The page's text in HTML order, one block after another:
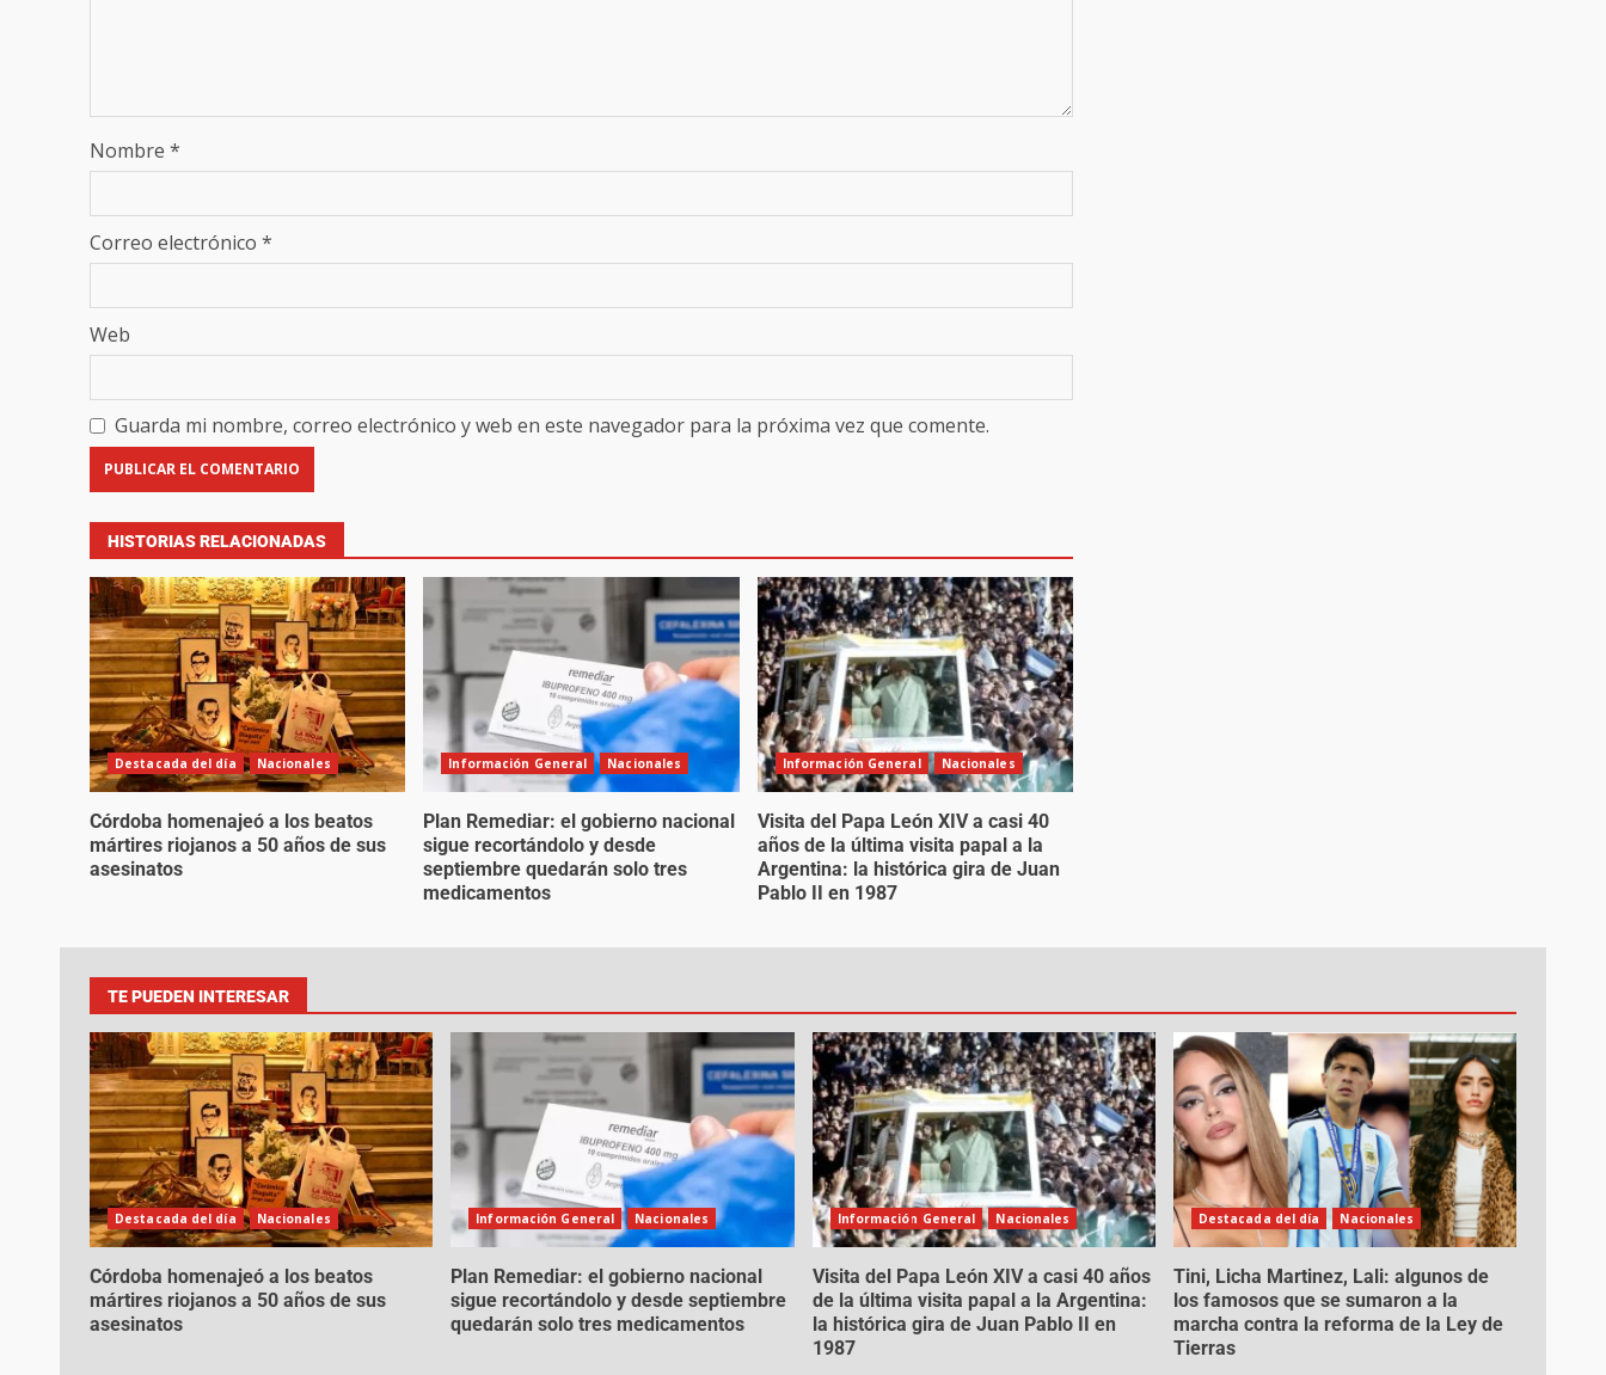
Nombre *
Correo electrónico *
Web
Guarda mi nombre, correo electrónico y web en este navegador para la próxima vez que comente.
HISTORIAS RELACIONADAS
Destacada del día Nacionales
Córdoba homenajeó a los beatos
mártires riojanos a 50 años de sus
asesinatos
Información General Nacionales
Plan Remediar: el gobierno nacional
sigue recortándolo y desde
septiembre quedarán solo tres
medicamentos
Información General Nacionales
Visita del Papa León XIV a casi 40
años de la última visita papal a la
Argentina: la histórica gira de Juan
Pablo II en 1987
TE PUEDEN INTERESAR
Destacada del día Nacionales
Córdoba homenajeó a los beatos
mártires riojanos a 50 años de sus
asesinatos
Información General Nacionales
Plan Remediar: el gobierno nacional
sigue recortándolo y desde septiembre
quedarán solo tres medicamentos
Información General Nacionales
Visita del Papa León XIV a casi 40 años
de la última visita papal a la Argentina:
la histórica gira de Juan Pablo II en
1987
Destacada del día Nacionales
Tini, Licha Martinez, Lali: algunos de
los famosos que se sumaron a la
marcha contra la reforma de la Ley de
Tierras